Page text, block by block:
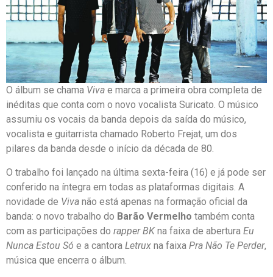
O álbum se chama Viva e marca a primeira obra completa de
inéditas que conta com o novo vocalista Suricato. O músico
assumiu os vocais da banda depois da saída do músico,
vocalista e guitarrista chamado Roberto Frejat, um dos
pilares da banda desde o início da década de 80.
O trabalho foi lançado na última sexta-feira (16) e já pode ser
conferido na íntegra em todas as plataformas digitais. A
novidade de Viva não está apenas na formação oficial da
banda: o novo trabalho do Barão Vermelho também conta
com as participações do rapper BKna faixa de abertura Eu
Nunca Estou Só e a cantora Letrux na faixa Pra Não Te Perder,
música que encerra o álbum.